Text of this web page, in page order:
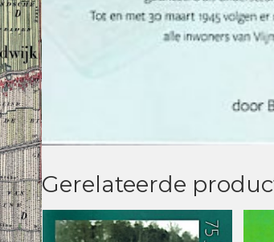
Gerelateerde